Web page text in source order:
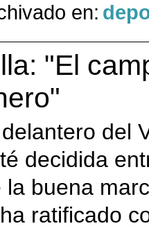
en:
"El
del
decidida
la buena
ratificado